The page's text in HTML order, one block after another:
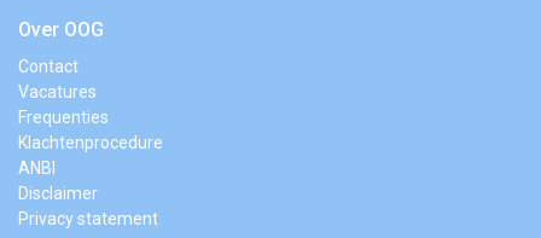
Over OOG
Contact
Vacatures
Frequenties
Klachtenprocedure
ANBI
Disclaimer
Privacy statement